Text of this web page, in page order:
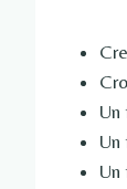
Un
Un